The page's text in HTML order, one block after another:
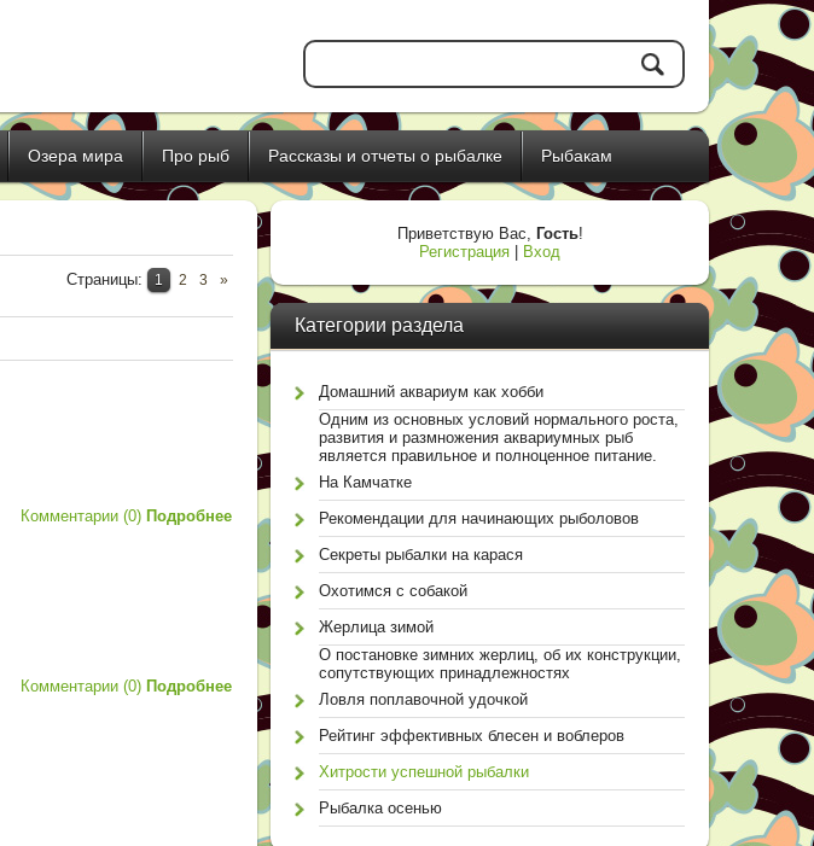
Озера мира Про рыб Рассказы и отчеты о рыбалке Рыбакам
Страницы: 1 2 3 »
Комментарии (0) Подробнее
Комментарии (0) Подробнее
Приветствую Вас, Гость!
Регистрация
Вход
Категории раздела
Домашний аквариум как хобби
Одним из основных условий нормального роста,
развития и размножения аквариумных рыб
является правильное и полноценное питание.
На Камчатке
Рекомендации для начинающих рыболовов
Секреты рыбалки на карася
Охотимся с собакой
Жерлица зимой
О постановке зимних жерлиц, об их конструкции,
сопутствующих принадлежностях
Ловля поплавочной удочкой
Рейтинг эффективных блесен и воблеров
Хитрости успешной рыбалки
Рыбалка осенью